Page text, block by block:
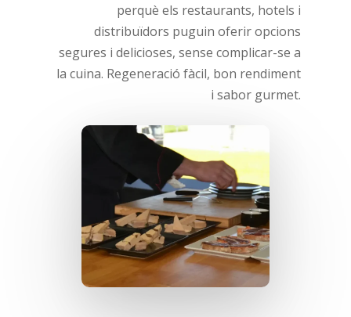
perquè els restaurants, hotels i
distribuïdors puguin oferir opcions
segures i delicioses, sense complicar-se a
la cuina. Regeneració fàcil, bon rendiment
i sabor gurmet.